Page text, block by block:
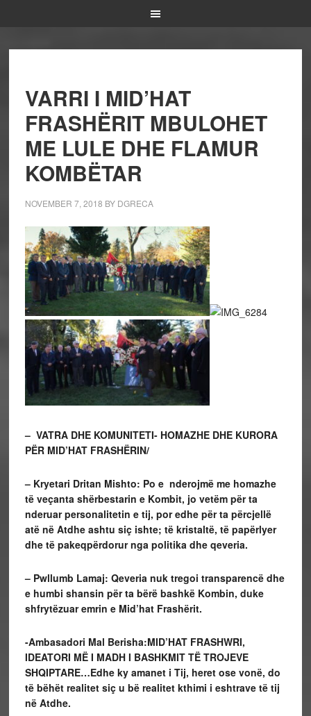
VARRI I MID’HAT
FRASHËRIT MBULOHET
ME LULE DHE FLAMUR
KOMBËTAR
NOVEMBER 7, 2018 BY DGRECA
– VATRA DHE KOMUNITETI- HOMAZHE DHE KURORA
PËR MID’HAT FRASHËRIN/
– Kryetari Dritan Mishto: Po e nderojmë me homazhe
të veçanta shërbestarin e Kombit, jo vetëm për ta
nderuar personalitetin e tij, por edhe për ta përcjellë
atë në Atdhe ashtu siç ishte; të kristaltë, të papërlyer
dhe të pakeqpërdorur nga politika dhe qeveria.
– Pwllumb Lamaj: Qeveria nuk tregoi transparencë dhe
e humbi shansin për ta bërë bashkë Kombin, duke
shfrytëzuar emrin e Mid’hat Frashërit.
-Ambasadori Mal Berisha:MID’HAT FRASHWRI,
IDEATORI MË I MADH I BASHKMIT TË TROJEVE
SHQIPTARE…Edhe ky amanet i Tij, heret ose vonë, do
të bëhët realitet siç u bë realitet kthimi i eshtrave të tij
në Atdhe.